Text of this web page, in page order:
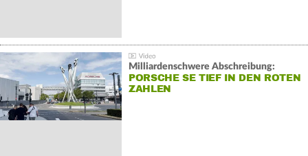
Milliardenschwere Abschreibung:
PORSCHE SE TIEF IN DEN ROTEN
ZAHLEN